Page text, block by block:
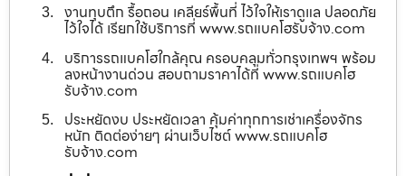
งานทุบตึก รื้อถอน เคลียร์พื้นที่ ไว้ใจให้เราดูแล ปลอดภัย
ไว้ใจได้ เรียกใช้บริการที่ www.รถแบคโฮรับจ้าง.com
บริการรถแบคโฮใกล้คุณ ครอบคลุมทั่วกรุงเทพฯ พร้อม
ลงหน้างานด่วน สอบถามราคาได้ที่ www.รถแบคโฮ
รับจ้าง.com
ประหยัดงบ ประหยัดเวลา คุ้มค่าทุกการเช่าเครื่องจักร
หนัก ติดต่อง่ายๆ ผ่านเว็บไซต์ www.รถแบคโฮ
รับจ้าง.com